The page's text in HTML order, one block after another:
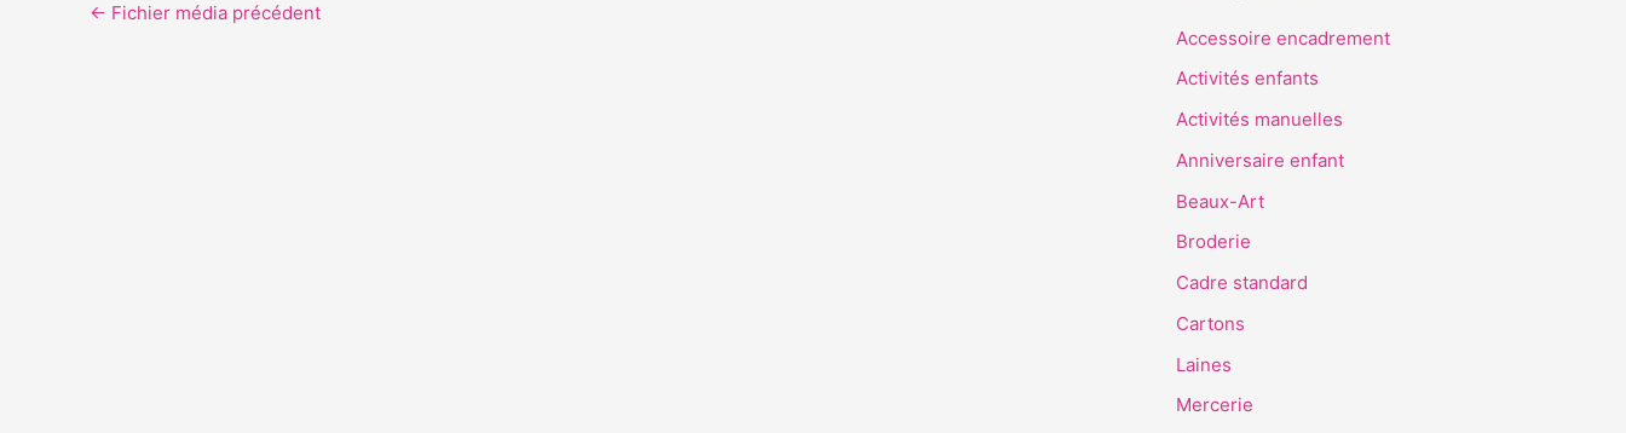
← Fichier média précédent
Accessoire encadrement
Activités enfants
Activités manuelles
Anniversaire enfant
Beaux-Art
Broderie
Cadre standard
Cartons
Laines
Mercerie